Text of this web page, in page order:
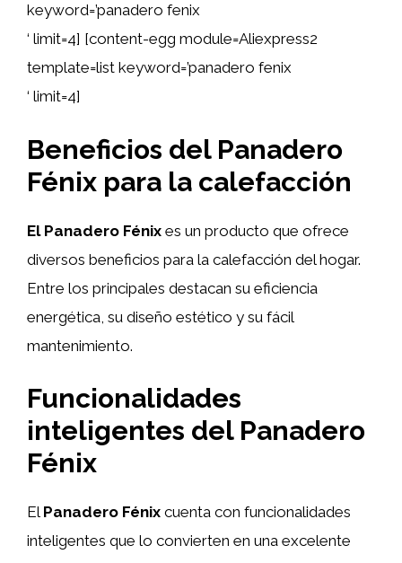
keyword=’panadero fenix
‘ limit=4] [content-egg module=Aliexpress2
template=list keyword=’panadero fenix
‘ limit=4]
Beneficios del Panadero
Fénix para la calefacción
El Panadero Fénix es un producto que ofrece
diversos beneficios para la calefacción del hogar.
Entre los principales destacan su eficiencia
energética, su diseño estético y su fácil
mantenimiento.
Funcionalidades
inteligentes del Panadero
Fénix
El Panadero Fénix cuenta con funcionalidades
inteligentes que lo convierten en una excelente